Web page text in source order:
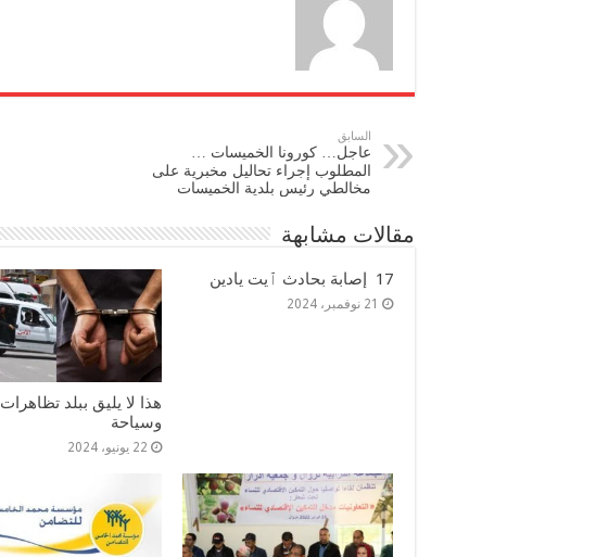
السابق
عاجل… كورونا الخميسات …
المطلوب إجراء تحاليل مخبرية على
مخالطي رئيس بلدية الخميسات
مقالات مشابهة
17 إصابة بحادث ٱيت يادين
21 نوفمبر، 2024
هذا لا يليق ببلد تظاهرات
وسياحة
22 يونيو، 2024